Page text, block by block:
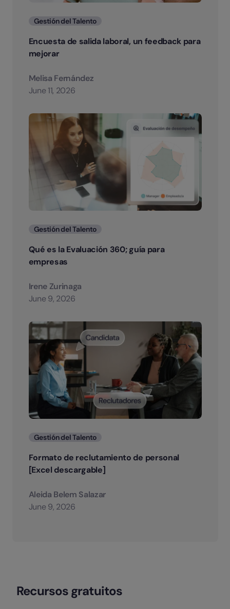
Categorias
Gestión del Talento
Encuesta de salida laboral, un feedback para
mejorar
Melisa Fernández
June 11, 2026
Categorias
Gestión del Talento
Qué es la Evaluación 360; guía para
empresas
Irene Zurinaga
June 9, 2026
Categorias
Gestión del Talento
Formato de reclutamiento de personal
[Excel descargable]
Aleida Belem Salazar
June 9, 2026
Recursos gratuitos